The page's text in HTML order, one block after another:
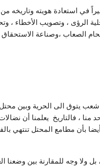
في استعادة هويته وتاريخه
الرؤى ، وتصويب الأخطاء ،
الصعاب ،وصناعة
يتوق الى الحرية وبين محتل
، فالتاريخ يعلمنا أن
بأن مطامع المحتل تنتهي
ولا وجه للمقارنة بين وضعنا